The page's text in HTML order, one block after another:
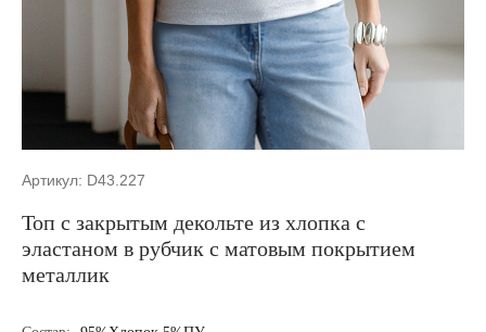
Артикул: D43.227
Топ с закрытым декольте из хлопка с
эластаном в рубчик с матовым покрытием
металлик